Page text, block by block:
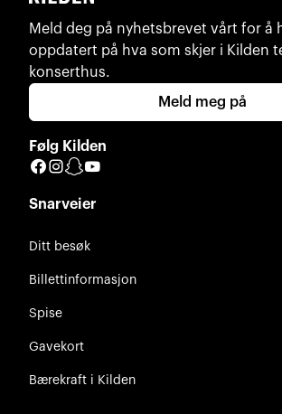
Meld deg på nyhetsbrevet vårt for å
oppdatert på hva som skjer i Kilden
konserthus.
Meld meg på
Følg Kilden
Facebook
Instagram
Snapchat
Snarveier
Ditt besøk
Billettinformasjon
Spise
Gavekort
Bærekraft i Kilden